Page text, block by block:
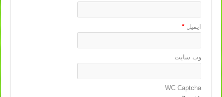
ایمیل*
وب‌ سایت
WC Captcha